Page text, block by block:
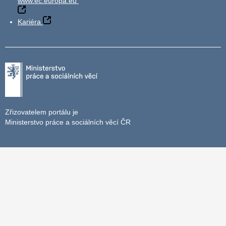
Kariéra
Zřizovatelem portálu je
Ministerstvo práce a sociálních věcí ČR